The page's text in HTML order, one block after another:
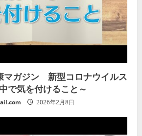
マガジン 新型コロナウイルス
で気を付けること～
2026年2月8日